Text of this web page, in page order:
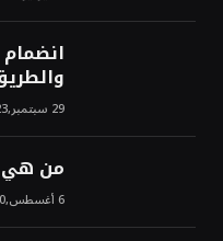
محمد
والطريق،
29 سبتمبر,2023
من هي
6 أغسطس,2020